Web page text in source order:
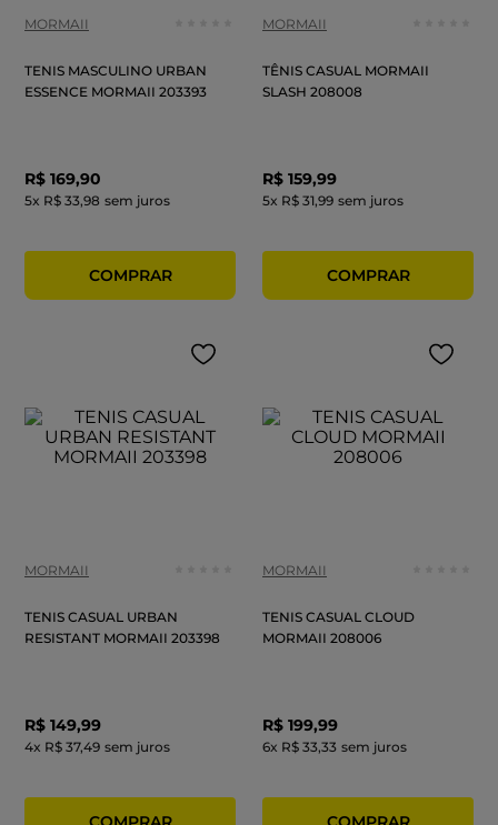
MORMAII
TENIS MASCULINO URBAN
ESSENCE MORMAII 203393
R$ 169,90
5x R$ 33,98 sem juros
MORMAII
TÊNIS CASUAL MORMAII
SLASH 208008
R$ 159,99
5x R$ 31,99 sem juros
MORMAII
TENIS CASUAL URBAN
RESISTANT MORMAII 203398
R$ 149,99
4x R$ 37,49 sem juros
MORMAII
TENIS CASUAL CLOUD
MORMAII 208006
R$ 199,99
6x R$ 33,33 sem juros